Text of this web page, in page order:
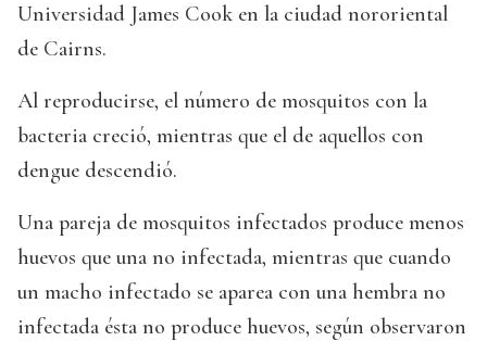
Universidad James Cook en la ciudad nororiental
de Cairns.
Al reproducirse, el número de mosquitos con la
bacteria creció, mientras que el de aquellos con
dengue descendió.
Una pareja de mosquitos infectados produce menos
huevos que una no infectada, mientras que cuando
un macho infectado se aparea con una hembra no
infectada ésta no produce huevos, según observaron